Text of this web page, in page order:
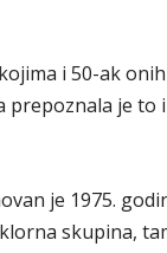
i 50-ak
je to
je 1975.
skupina,